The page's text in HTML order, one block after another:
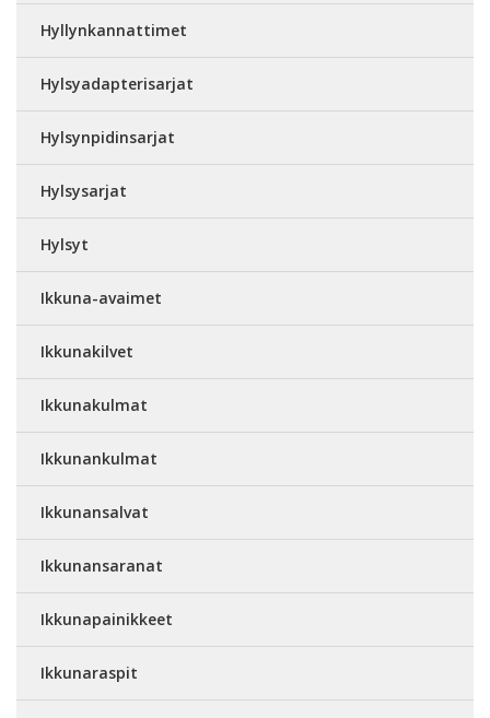
Hyllynkannattimet
Hylsyadapterisarjat
Hylsynpidinsarjat
Hylsysarjat
Hylsyt
Ikkuna-avaimet
Ikkunakilvet
Ikkunakulmat
Ikkunankulmat
Ikkunansalvat
Ikkunansaranat
Ikkunapainikkeet
Ikkunaraspit